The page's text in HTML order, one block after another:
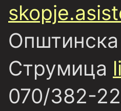
Општинска
Струмица
070/382-